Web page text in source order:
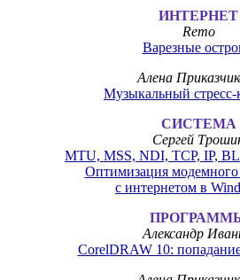
ИНТЕРНЕТ
Remo
Варезные
Алена
Музыкальный
СИСТЕМА
Сергей
MTU, MSS, NDI, TCP, IP,
Оптимизация модемного
с интернетом в
Александр
CorelDRAW 10: